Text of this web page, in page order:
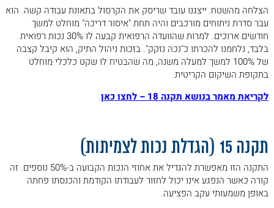
הצלחה מהשטח: ייצגנו עובד שריסק את הקרסול בתאונת עבודה קשה. הוא
עבר סדרת ניתוחים מורכבים והיה תחת "איסור דריכה" מוחלט למשך
חודשים ארוכים. למרות שהוועדה הרפואית קבעה לו 30% נכות רפואית
בלבד, נלחמנו להכרתו כ"נכה נזקק". בזכות ניהול התיק, הוא קיבל קצבה
של 100% למשך למעלה משנה, מה שהבטיח לו שקט כלכלי מוחלט
בתקופת השיקום הקריטית.
לקריאת מאמר בנושא תקנה 18 – לחצו כאן
.
תקנה 15 (הגדלת נכות לצמיתות)
התקנה הזו מאפשרת להגדיל את אחוזי הנכות הקבועה ב-50% נוספים. זה
קורה כאשר הנפגע אינו יכול לחזור לעבודתו הקודמת והכנסתו פחתה
באופן משמעותי עקב הפציעה.